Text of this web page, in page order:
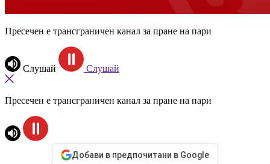
Пресечен е трансграничен канал за пране на пари
Слушай Слушай
Пресечен е трансграничен канал за пране на пари
Добави в предпочитани в Google